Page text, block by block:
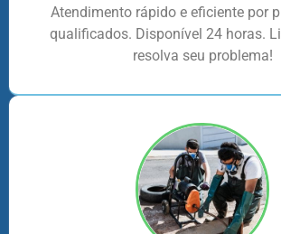
Atendimento rápido e eficiente por
qualificados. Disponível 24 horas.
resolva seu problema!